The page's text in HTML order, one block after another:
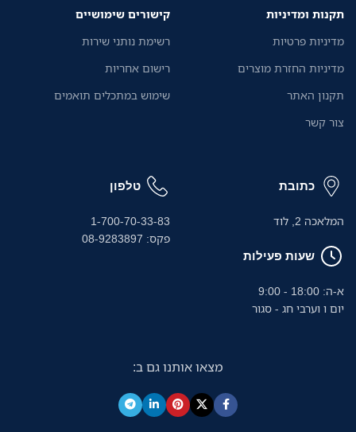
תקנות ומדיניות
מדיניות פרטיות
מדיניות החזרת מוצרים
תקנון האתר
צור קשר
קישורים שימושיים
רשימת נותני שירות
רישום אחריות
שימוש במתכלים תואמים
כתובת
המלאכה 2, לוד
שעות פעילות
א-ה: 18:00 - 9:00
יום ו וערבי חג - סגור
טלפון
1-700-70-33-83
פקס: 08-9283897
מצאו אותנו גם ב: